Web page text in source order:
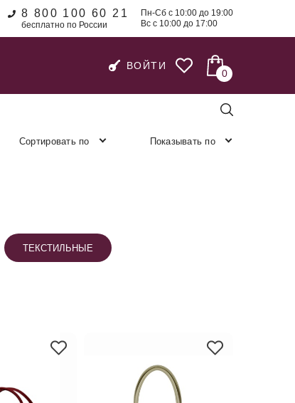
8 800 100 60 21
бесплатно по России
Пн-Сб с 10:00 до 19:00
Вс с 10:00 до 17:00
ВОЙТИ
0
Сортировать по Показывать по
ТЕКСТИЛЬНЫЕ